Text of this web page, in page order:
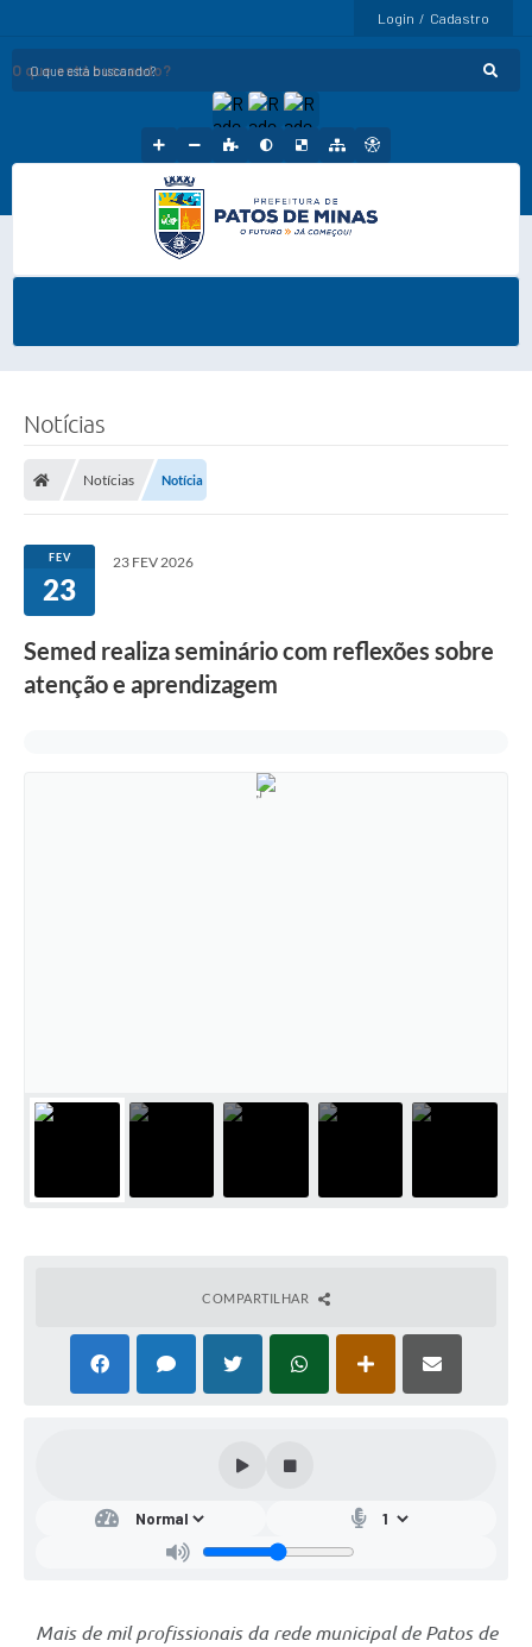
Login / Cadastro
O que está buscando?
Notícias
Notícias Notícia
FEV
23
23 FEV 2026
Semed realiza seminário com reflexões sobre
atenção e aprendizagem
COMPARTILHAR
Mais de mil profissionais da rede municipal de Patos de